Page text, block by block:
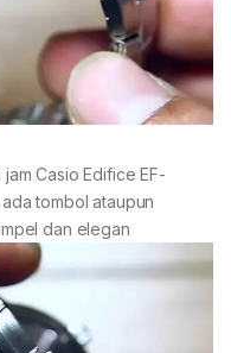
Casio Edifice EF-
tombol ataupun
dan elegan